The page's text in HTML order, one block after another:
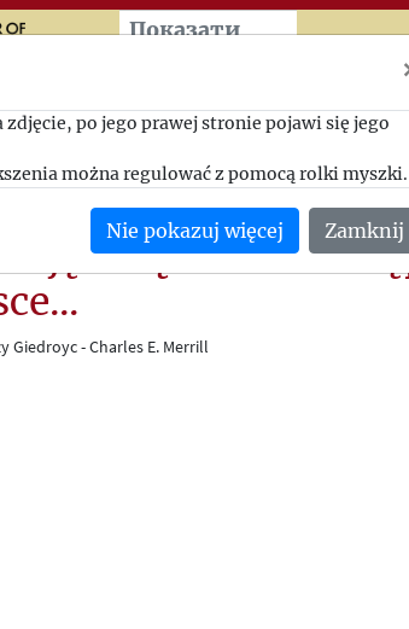
Przeskocz do treści
Показати
wyrazić
hojność. Otrzymana
zostanie
książek
Giedroyc - Charles E. Merrill
zdjęcie, po jego prawej stronie pojawi się jego
można regulować z pomocą rolki myszki.
Nie pokazuj więcej Zamknij